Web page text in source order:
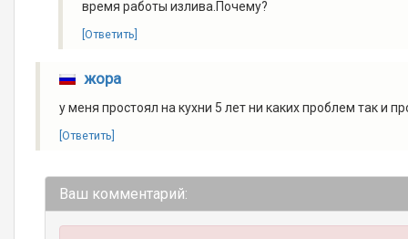
время работы излива.Почему?
[Ответить]
жора
у меня простоял на кухни 5 лет ни каких проблем так и
[Ответить]
Ваш комментарий: